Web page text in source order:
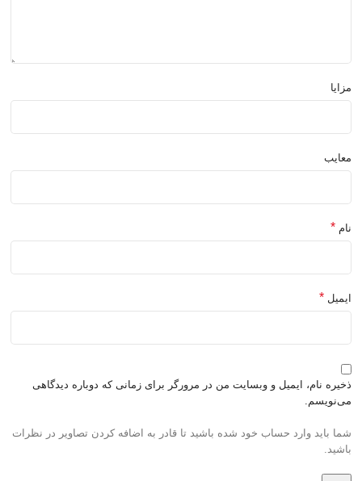
مزایا
معایب
نام *
ایمیل *
ذخیره نام، ایمیل و وبسایت من در مرورگر برای زمانی که دوباره دیدگاهی
می‌نویسم.
شما باید وارد حساب خود شده باشید تا قادر به اضافه کردن تصاویر در نظرات
باشید.